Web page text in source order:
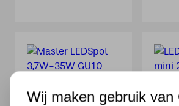
Wij maken gebruik van